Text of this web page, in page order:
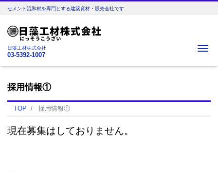
セメント混和材を専門とする建築資材・販売会社です
日藻工材株式会社
03-5392-1007
採用情報①
TOP 採用情報①
現在募集はしておりません。